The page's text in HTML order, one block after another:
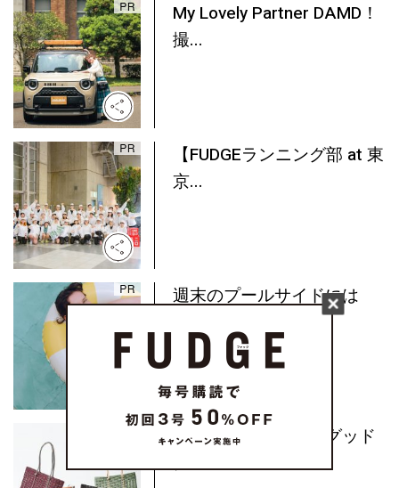
My Lovely Partner DAMD！
撮...
【FUDGEランニング部 at 東
京...
週末のプールサイドには
水洗いもできる！《グッド
グ...